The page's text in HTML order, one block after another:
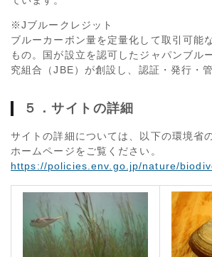
※Jブルークレジット
ブルーカーボン量を定量化して取引可能
もの。国が設立を認可したジャパンブル
究組合（JBE）が創設し、認証・発行・管
５．サイトの詳細
サイトの詳細については、以下の環境省
ホームページをご覧ください。
https://policies.env.go.jp/nature/